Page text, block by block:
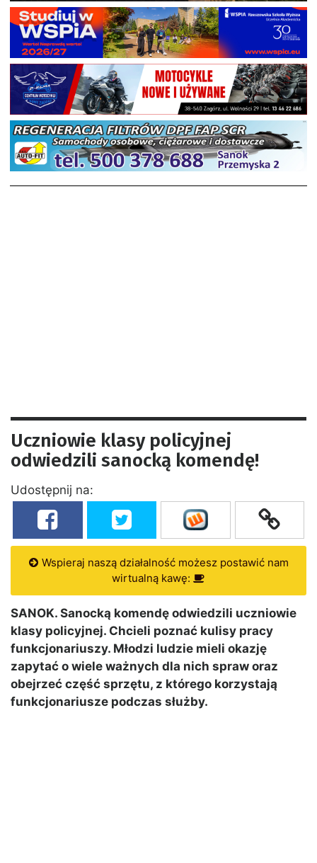
Uczniowie klasy policyjnej
odwiedzili sanocką komendę!
Udostępnij na:
Wspieraj naszą działalność możesz postawić nam
wirtualną kawę:
SANOK. Sanocką komendę odwiedzili uczniowie
klasy policyjnej. Chcieli poznać kulisy pracy
funkcjonariuszy. Młodzi ludzie mieli okazję
zapytać o wiele ważnych dla nich spraw oraz
obejrzeć część sprzętu, z którego korzystają
funkcjonariusze podczas służby.